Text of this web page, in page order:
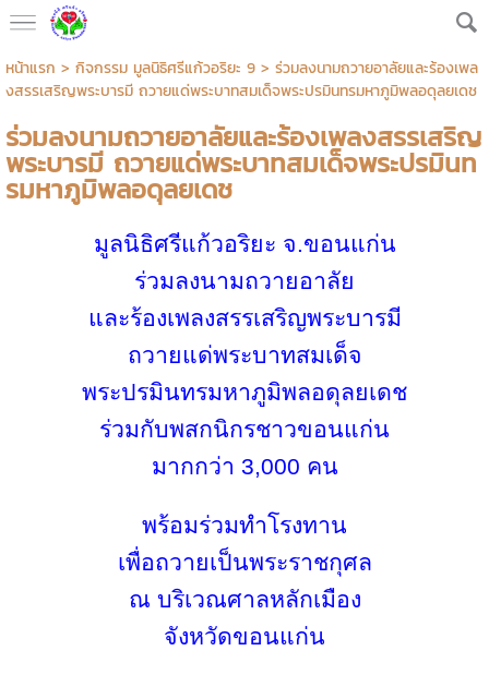
หน้าแรก > กิจกรรม มูลนิธิศรีแก้วอริยะ 9> ร่วมลงนามถวายอาลัยและร้องเพล
งสรรเสริญพระบารมี ถวายแด่พระบาทสมเด็จพระปรมินทรมหาภูมิพลอดุลยเดช
ร่วมลงนามถวายอาลัยและร้องเพลงสรรเสริญ
พระบารมี ถวายแด่พระบาทสมเด็จพระปรมินท
รมหาภูมิพลอดุลยเดช
มูลนิธิศรีแก้วอริยะ จ.ขอนแก่น
ร่วมลงนามถวายอาลัย
และร้องเพลงสรรเสริญพระบารมี
ถวายแด่พระบาทสมเด็จ
พระปรมินทรมหาภูมิพลอดุลยเดช
ร่วมกับพสกนิกรชาวขอนแก่น
มากกว่า 3,000 คน
พร้อมร่วมทำโรงทาน
เพื่อถวายเป็นพระราชกุศล
ณ บริเวณศาลหลักเมือง
จังหวัดขอนแก่น